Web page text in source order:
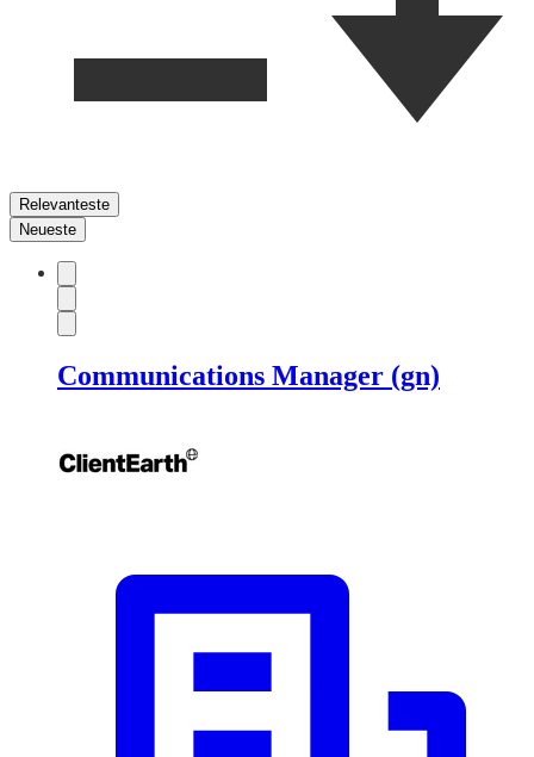
Relevanteste
Neueste
Communications Manager (gn)